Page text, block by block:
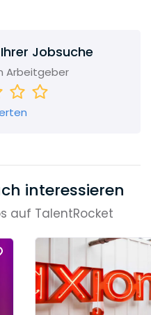
Jobsuche
Arbeitgeber
interessieren
auf TalentRocket